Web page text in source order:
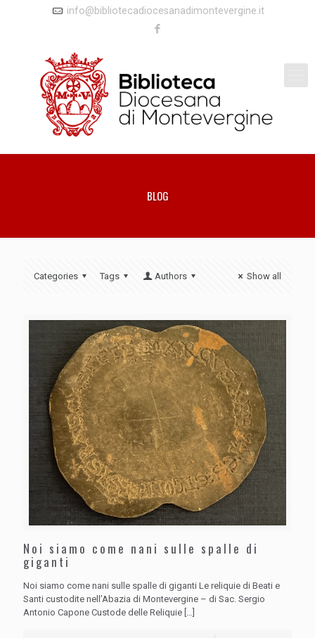
info@bibliotecadiocesanadimontevergine.it
BLOG
Categories Tags Authors Show all
Noi siamo come nani sulle spalle di
giganti
Noi siamo come nani sulle spalle di giganti Le reliquie di Beati e
Santi custodite nell’Abazia di Montevergine – di Sac. Sergio
Antonio Capone Custode delle Reliquie